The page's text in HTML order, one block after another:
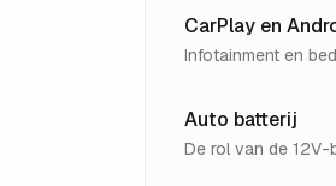
CarPlay en
Infotainment en
Auto batterij
De rol van de